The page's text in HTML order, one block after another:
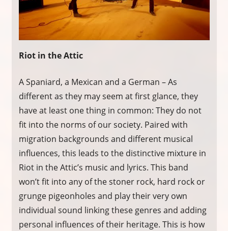
Riot in the Attic
A Spaniard, a Mexican and a German – As
different as they may seem at first glance, they
have at least one thing in common: They do not
fit into the norms of our society. Paired with
migration backgrounds and different musical
influences, this leads to the distinctive mixture in
Riot in the Attic’s music and lyrics. This band
won’t fit into any of the stoner rock, hard rock or
grunge pigeonholes and play their very own
individual sound linking these genres and adding
personal influences of their heritage. This is how